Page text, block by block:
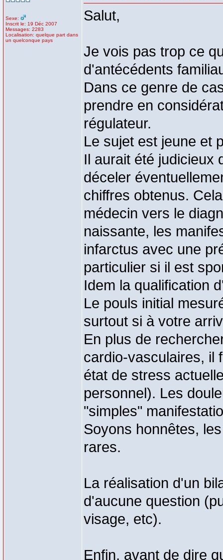
Sexe:
Inscrit le: 19 Déc 2007
Messages: 2283
Localisation: quelque part dans
un quelconque pays
Salut,
Je vois pas trop ce
d'antécédents
Dans ce genre de
prendre en
régulateur.
Le sujet est jeune et
Il aurait été judicieux
déceler
chiffres obtenus.
médecin vers le
naissante, les
infarctus avec une
particulier si il est
Idem la qualification
Le pouls initial
surtout si à votre
En plus de
cardio-vasculaires, il
état de stress
personnel). Les
"simples"
Soyons honnêtes,
rares.
La réalisation d'un
d'aucune question
visage, etc).
Enfin, avant de dire